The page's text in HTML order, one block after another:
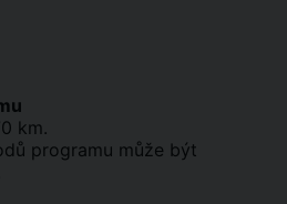
km.
programu může být